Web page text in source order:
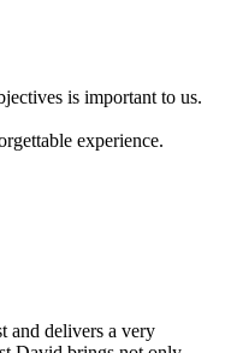
is important to us.
experience.
and delivers a very